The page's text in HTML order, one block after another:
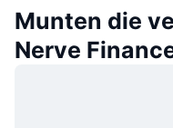
Munten die
Nerve